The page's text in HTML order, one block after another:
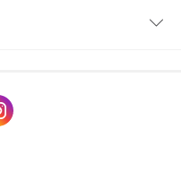
EN BLIJF OP